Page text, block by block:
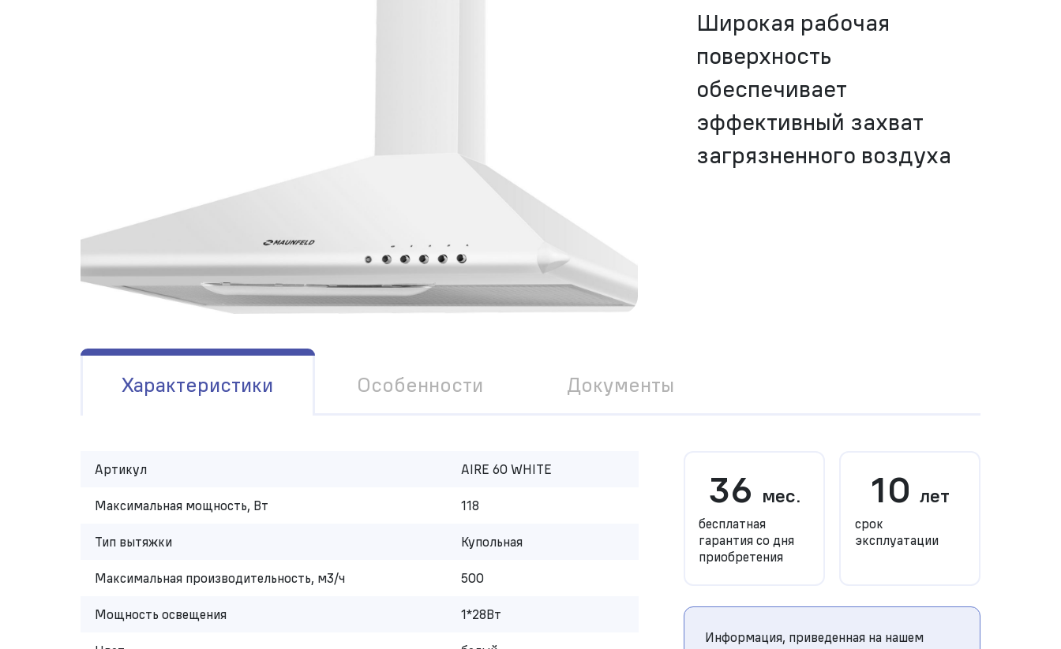
Широкая рабочая
поверхность
обеспечивает
эффективный захват
загрязненного воздуха
Характеристики Особенности Документы
Артикул AIRE 60 WHITE
Максимальная мощность, Вт 118
Тип вытяжки Купольная
Максимальная производительность, м3/ч 500
Мощность освещения 1*28Вт
36 мес.
бесплатная
гарантия со дня
приобретения
10 лет
срок
эксплуатации
Информация, приведенная на нашем